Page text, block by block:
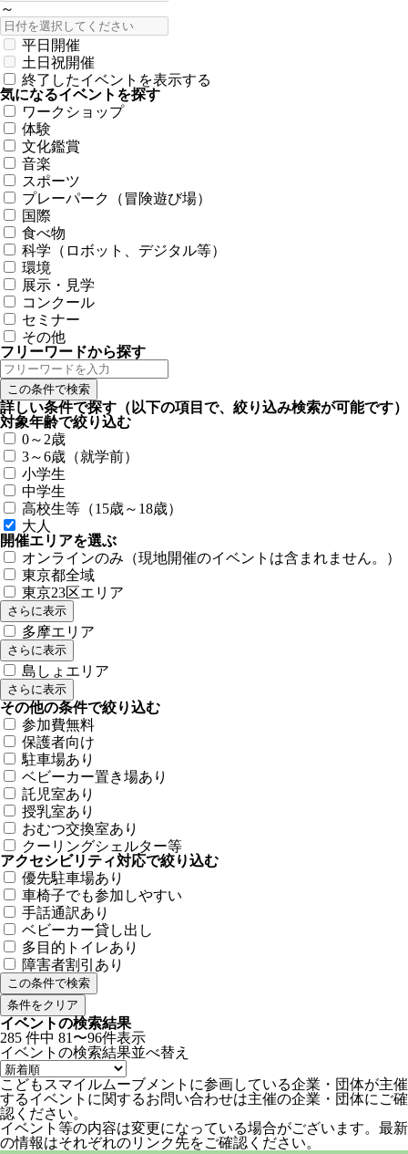
～
平日開催
土日祝開催
終了したイベントを表示する
気になるイベントを探す
ワークショップ
体験
文化鑑賞
音楽
スポーツ
プレーパーク（冒険遊び場）
国際
食べ物
科学（ロボット、デジタル等）
環境
展示・見学
コンクール
セミナー
その他
フリーワードから探す
詳しい条件で探す （以下の項目で、絞り込み検索が可能です）
対象年齢で絞り込む
0～2歳
3～6歳（就学前）
小学生
中学生
高校生等（15歳～18歳）
大人
開催エリアを選ぶ
オンラインのみ（現地開催のイベントは含まれません。）
東京都全域
東京23区エリア
さらに表示
多摩エリア
さらに表示
島しょエリア
さらに表示
その他の条件で絞り込む
参加費無料
保護者向け
駐車場あり
ベビーカー置き場あり
託児室あり
授乳室あり
おむつ交換室あり
クーリングシェルター等
アクセシビリティ対応で絞り込む
優先駐車場あり
車椅子でも参加しやすい
手話通訳あり
ベビーカー貸し出し
多目的トイレあり
障害者割引あり
条件をクリア
イベントの検索結果
285 件中 81〜96件表示
イベントの検索結果並べ替え
こどもスマイルムーブメントに参画している企業・団体が主催
するイベントに関するお問い合わせは主催の企業・団体にご確
認ください。
イベント等の内容は変更になっている場合がございます。最新
の情報はそれぞれのリンク先をご確認ください。